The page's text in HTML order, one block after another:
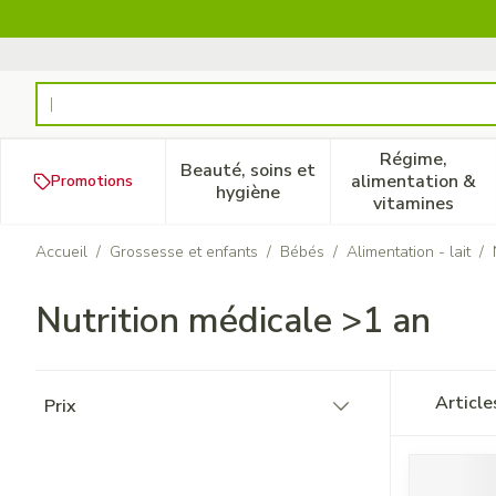
Rechercher
Promotions
Beauté, soins et
hygièneAfficher le sous-menu pour
Régime,
alimentation &
vitamines
Afficher
Accueil / Grossesse et enfants / Bébés / Alimentation - lait /
Nutrition médicale >1 an
Prix